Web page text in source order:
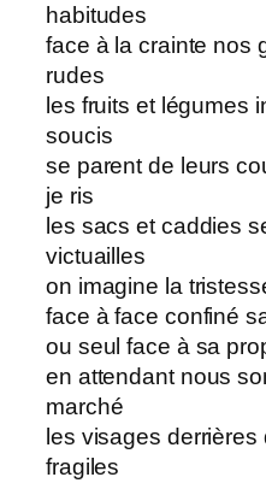
habitudes
face à la crainte nos
rudes
les fruits et légumes
soucis
se parent de leurs
je ris
les sacs et caddies
victuailles
on imagine la
face à face confiné
ou seul face à sa
en attendant nous
marché
les visages
fragiles